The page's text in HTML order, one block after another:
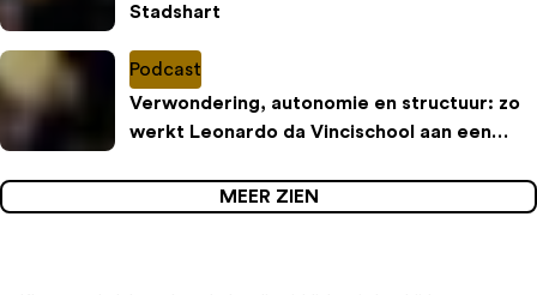
Stadshart
Podcast
Verwondering, autonomie en structuur: zo
werkt Leonardo da Vincischool aan een
MEER ZIEN